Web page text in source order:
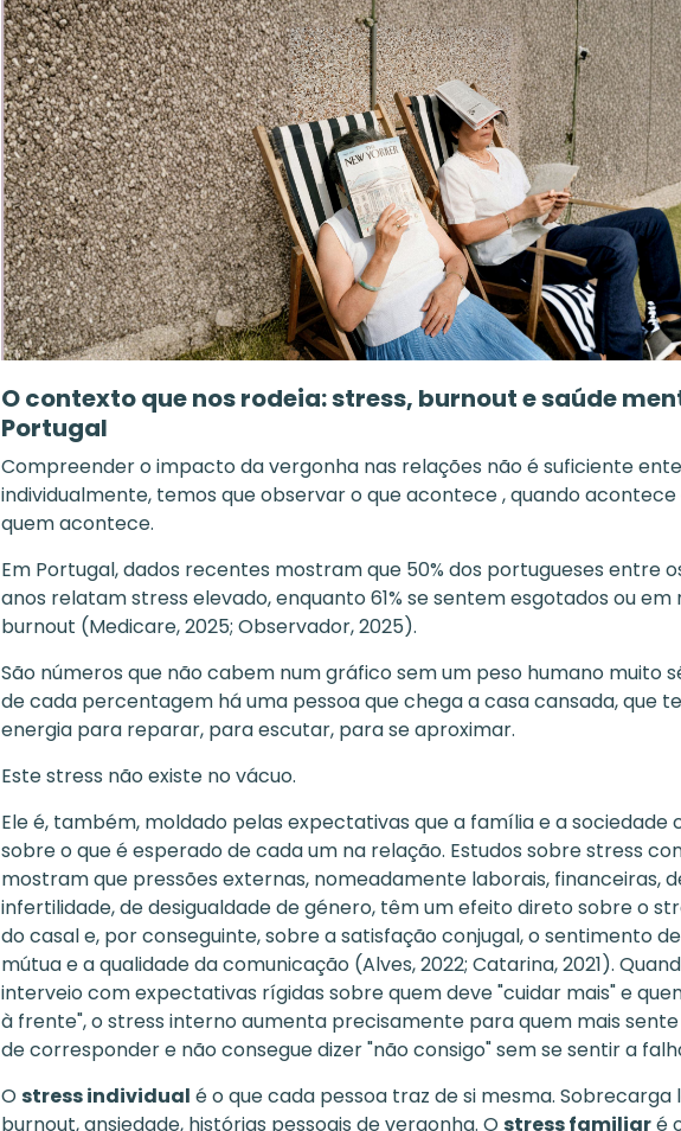
O contexto que nos rodeia: stress, burnout e saúde
Portugal
Compreender o impacto da vergonha nas relações não é suficiente
individualmente, temos que observar o que acontece , quando
quem acontece.
Em Portugal, dados recentes mostram que 50% dos portugueses entre
anos relatam stress elevado, enquanto 61% se sentem esgotados ou em
burnout (Medicare, 2025; Observador, 2025).
São números que não cabem num gráfico sem um peso humano muito
de cada percentagem há uma pessoa que chega a casa cansada, que
energia para reparar, para escutar, para se aproximar.
Este stress não existe no vácuo.
Ele é, também, moldado pelas expectativas que a família e a sociedade
sobre o que é esperado de cada um na relação. Estudos sobre stress
mostram que pressões externas, nomeadamente laborais, financeiras,
infertilidade, de desigualdade de género, têm um efeito direto sobre o
do casal e, por conseguinte, sobre a satisfação conjugal, o sentimento
mútua e a qualidade da comunicação (Alves, 2022; Catarina, 2021).
interveio com expectativas rígidas sobre quem deve "cuidar mais" e
à frente", o stress interno aumenta precisamente para quem mais
de corresponder e não consegue dizer "não consigo" sem se sentir a
Ostress individual é o que cada pessoa traz de si mesma. Sobrecarga
burnout, ansiedade, histórias pessoais de vergonha. Ostress familiaré